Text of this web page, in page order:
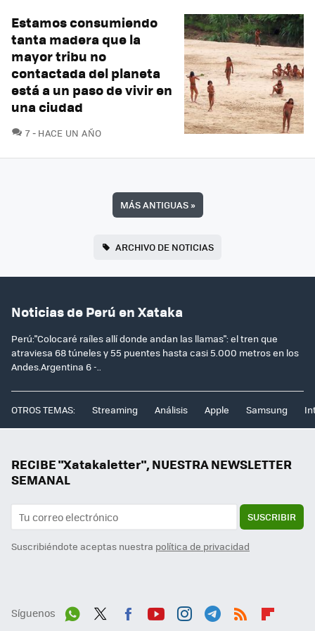
Estamos consumiendo
tanta madera que la
mayor tribu no
contactada del planeta
está a un paso de vivir en
una ciudad
7COMENTARIOS
HACE UN AÑO
MÁS ANTIGUAS»
ARCHIVO DE NOTICIAS
Noticias de Perú en Xataka
Perú:"Colocaré raíles allí donde andan las llamas": el tren que
atraviesa 68 túneles y 55 puentes hasta casi 5.000 metros en los
Andes.Argentina 6 -..
OTROS TEMAS: Streaming Análisis Apple Samsung
RECIBE "Xatakaletter", NUESTRA NEWSLETTER
SEMANAL
SUSCRIBIR
Suscribiéndote aceptas nuestra política de privacidad
Síguenos